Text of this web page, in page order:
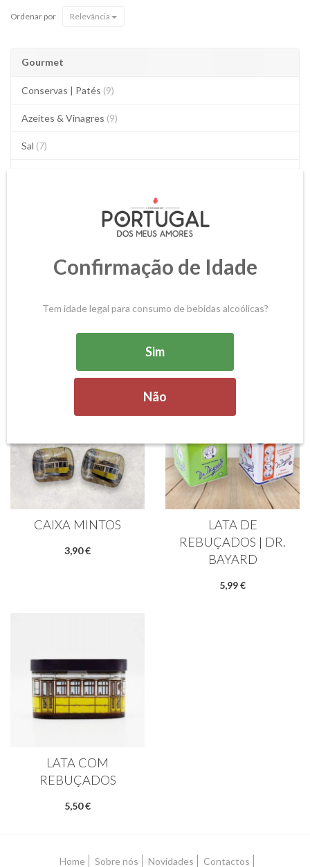
Ordenar por Relevância
Gourmet
Conservas | Patés (9)
Azeites & Vinagres (9)
Sal (7)
Chás e Cafés(29)
CAIXA MINTOS
3,90 €
LATA DE
REBUÇADOS | DR.
BAYARD
5,99 €
LATA COM
REBUÇADOS
5,50 €
Home Sobre nós Novidades
Contactos
Confirmação de Idade
Tem idade legal para consumo de bebidas alcoólicas?
Sim
Não